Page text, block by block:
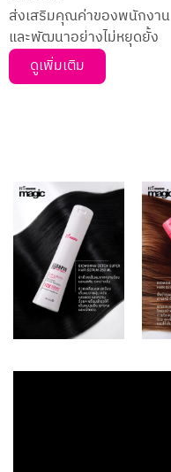
ส่งเสริมคุณค่าของพนักงาน
และพัฒนาอย่างไม่หยุดยั้ง
ดูเพิ่มเติม